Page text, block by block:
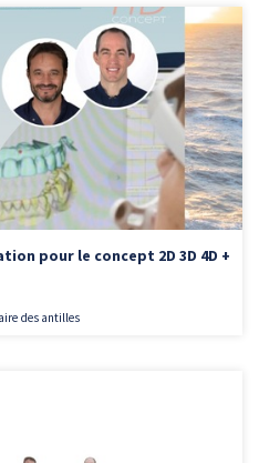
pour le concept 2D 3D 4D +
des antilles